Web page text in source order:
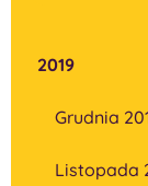
2019
Grudnia
Listopada